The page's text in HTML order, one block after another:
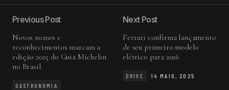
Previous Post
Novos nomes e
reconhecimentos marcam a
edição 2025 do Guia Michelin
no Brasil
GASTRONOMIA
Next Post
Ferrari confirma lançamento
de seu primeiro modelo
elétrico para 2026
DRIVE 14 MAIO, 2025